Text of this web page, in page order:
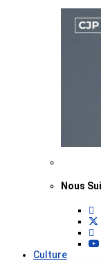
Nous
Culture